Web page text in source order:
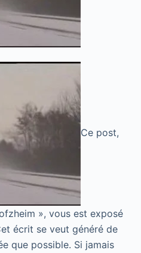
Ce post,
», vous est exposé
écrit se veut généré de
que possible. Si jamais